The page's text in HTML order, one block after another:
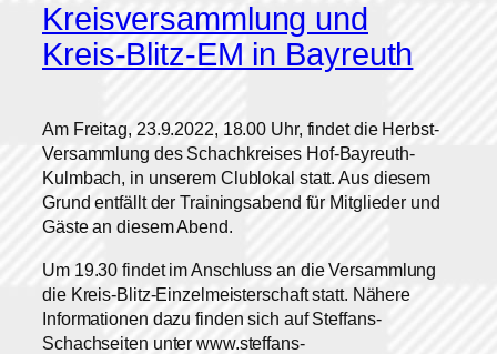
Kreisversammlung und
Kreis-Blitz-EM in Bayreuth
Am Freitag, 23.9.2022, 18.00 Uhr, findet die Herbst-
Versammlung des Schachkreises Hof-Bayreuth-
Kulmbach, in unserem Clublokal statt. Aus diesem
Grund entfällt der Trainingsabend für Mitglieder und
Gäste an diesem Abend.
Um 19.30 findet im Anschluss an die Versammlung
die Kreis-Blitz-Einzelmeisterschaft statt. Nähere
Informationen dazu finden sich auf Steffans-
Schachseiten unter www.steffans-